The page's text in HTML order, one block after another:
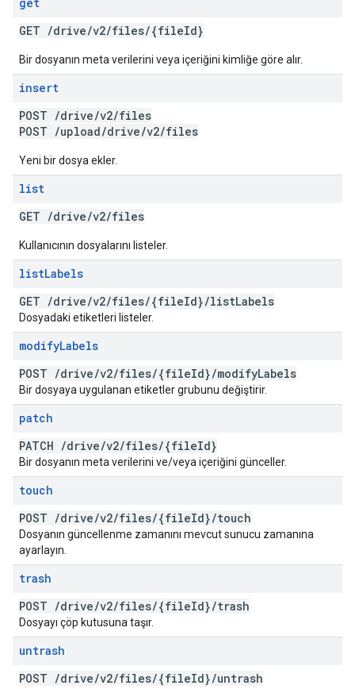
GET /drive/v2/files/{fileId}
Bir dosyanın meta verilerini veya içeriğini kimliğe göre alır.
insert
POST /drive/v2/files
POST /upload/drive/v2/files
Yeni bir dosya ekler.
list
GET /drive/v2/files
Kullanıcının dosyalarını listeler.
listLabels
GET /drive/v2/files/{fileId}/listLabels
Dosyadaki etiketleri listeler.
modifyLabels
POST /drive/v2/files/{fileId}/modifyLabels
Bir dosyaya uygulanan etiketler grubunu değiştirir.
patch
PATCH /drive/v2/files/{fileId}
Bir dosyanın meta verilerini ve/veya içeriğini günceller.
touch
POST /drive/v2/files/{fileId}/touch
Dosyanın güncellenme zamanını mevcut sunucu zamanına
ayarlayın.
trash
POST /drive/v2/files/{fileId}/trash
Dosyayı çöp kutusuna taşır.
untrash
POST /drive/v2/files/{fileId}/untrash